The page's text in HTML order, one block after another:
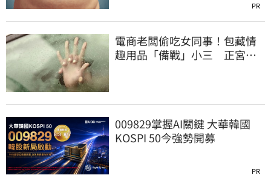
PR
電商老闆偷吃女同事！包藏情
趣用品「備戰」小三 正宮求
009829掌握AI關鍵 大華韓國
KOSPI 50今強勢開募
PR